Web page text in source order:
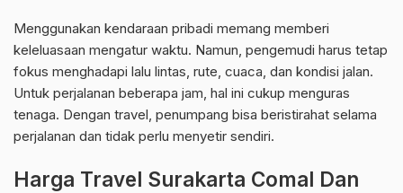
Menggunakan kendaraan pribadi memang memberi
keleluasaan mengatur waktu. Namun, pengemudi harus tetap
fokus menghadapi lalu lintas, rute, cuaca, dan kondisi jalan.
Untuk perjalanan beberapa jam, hal ini cukup menguras
tenaga. Dengan travel, penumpang bisa beristirahat selama
perjalanan dan tidak perlu menyetir sendiri.
Harga Travel Surakarta Comal Dan